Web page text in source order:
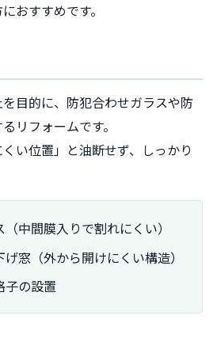
おすすめです。
目的に、防犯合わせガラスや防
リフォームです。
くい位置」と油断せず、しっかり
中間膜入りで割れにくい）
窓（外から開けにくい構造）
子の設置